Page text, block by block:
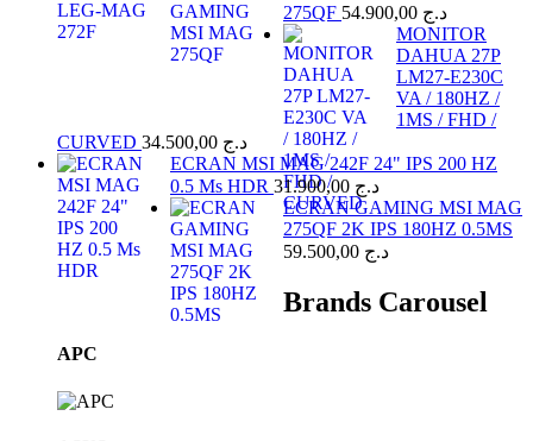
275QF
د.ج
MONITOR
DAHUA 27P
LM27-E230C
VA / 180HZ /
1MS / FHD /
CURVED
د.ج
ECRAN MSI MAG 242F 24" IPS 200 HZ
0.5 Ms HDR
د.ج
ECRAN GAMING MSI MAG
275QF 2K IPS 180HZ 0.5MS
د.ج
Brands Carousel
APC